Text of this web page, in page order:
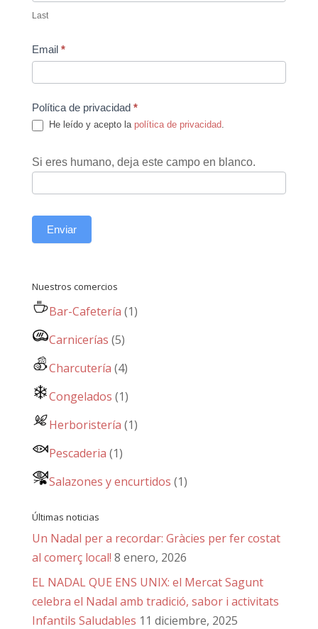
Last
Email *
Política de privacidad *
He leído y acepto la política de privacidad
Si eres humano, deja este campo en blanco.
Enviar
Nuestros comercios
Bar-Cafetería (1)
Carnicerías (5)
Charcutería (4)
Congelados (1)
Herboristería (1)
Pescaderia (1)
Salazones y encurtidos (1)
Últimas noticias
Un Nadal per a recordar: Gràcies per fer costat
al comerç local! 8 enero, 2026
EL NADAL QUE ENS UNIX: el Mercat Sagunt
celebra el Nadal amb tradició, sabor i activitats
Infantils Saludables 11 diciembre, 2025